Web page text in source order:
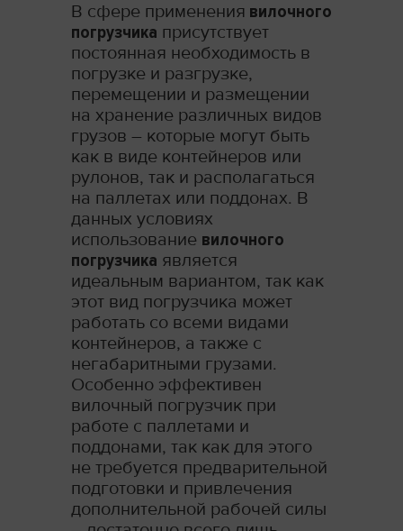
В сфере применения вилочного
погрузчика присутствует
постоянная необходимость в
погрузке и разгрузке,
перемещении и размещении
на хранение различных видов
грузов – которые могут быть
как в виде контейнеров или
рулонов, так и располагаться
на паллетах или поддонах. В
данных условиях
использование вилочного
погрузчика является
идеальным вариантом, так как
этот вид погрузчика может
работать со всеми видами
контейнеров, а также с
негабаритными грузами.
Особенно эффективен
вилочный погрузчик при
работе с паллетами и
поддонами, так как для этого
не требуется предварительной
подготовки и привлечения
дополнительной рабочей силы